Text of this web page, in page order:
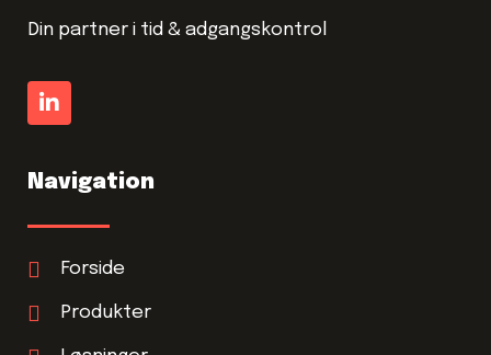
Din partner i tid & adgangskontrol
Navigation
Forside
Produkter